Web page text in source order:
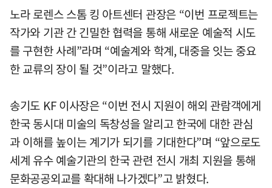
노라 로렌스 스톰 킹 아트센터 관장은 “이번 프로젝트는
작가와 기관 간 긴밀한 협력을 통해 새로운 예술적 시도
를 구현한 사례”라며 “예술계와 학계, 대중을 잇는 중요
한 교류의 장이 될 것”이라고 말했다.
송기도 KF 이사장은 “이번 전시 지원이 해외 관람객에게
한국 동시대 미술의 독창성을 알리고 한국에 대한 관심
과 이해를 높이는 계기가 되기를 기대한다”며 “앞으로도
세계 유수 예술기관의 한국 관련 전시 개최 지원을 통해
문화공공외교를 확대해 나가겠다”고 밝혔다.